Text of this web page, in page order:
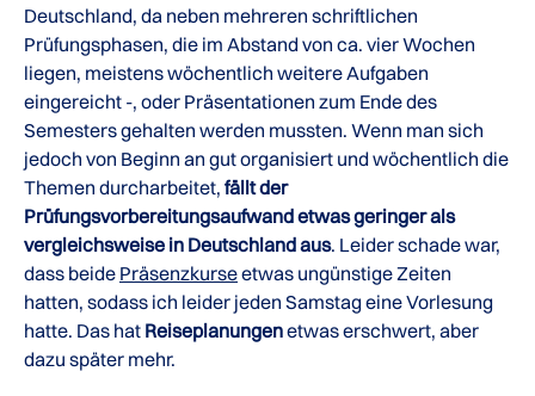
Deutschland, da neben mehreren schriftlichen
Prüfungsphasen, die im Abstand von ca. vier Wochen
liegen, meistens wöchentlich weitere Aufgaben
eingereicht -, oder Präsentationen zum Ende des
Semesters gehalten werden mussten. Wenn man sich
jedoch von Beginn an gut organisiert und wöchentlich die
Themen durcharbeitet, fällt der
Prüfungsvorbereitungsaufwand etwas geringer als
vergleichsweise in Deutschland aus. Leider schade war,
dass beide Präsenzkurseetwas ungünstige Zeiten
hatten, sodass ich leider jeden Samstag eine Vorlesung
hatte. Das hat Reiseplanungenetwas erschwert, aber
dazu später mehr.